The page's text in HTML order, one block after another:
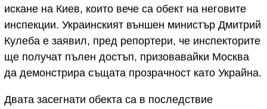
искане на Киев, които вече са обект на неговите
инспекции. Украинският външен министър Дмитрий
Кулеба е заявил, пред репортери, че инспекторите
ще получат пълен достъп, призовавайки Москва
да демонстрира същата прозрачност като Украйна.
Двата засегнати обекта са в последствие